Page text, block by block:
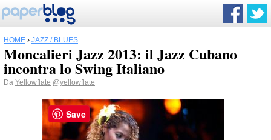
HOME › JAZZ / BLUES
Moncalieri Jazz 2013: il Jazz Cubano
incontra lo Swing Italiano
Da Yellowflate @yellowflate
Save